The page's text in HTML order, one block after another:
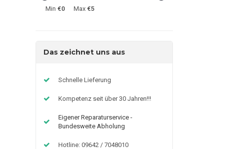
Min €0 Max €5
Das zeichnet uns aus
Schnelle Lieferung
Kompetenz seit über 30 Jahren!!!
Eigener Reparaturservice -
Bundesweite Abholung
Hotline: 09642 / 7048010